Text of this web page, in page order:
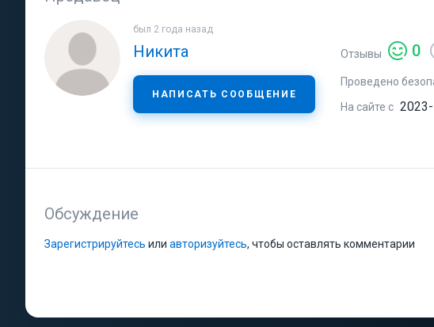
был 2 года назад
Никита
НАПИСАТЬ СООБЩЕНИЕ
Отзывы 0
Проведено
На сайте с
Обсуждение
Зарегистрируйтесь или авторизуйтесь, чтобы оставлять комментарии